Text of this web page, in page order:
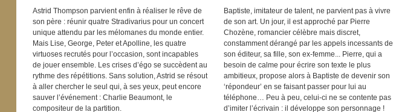
Astrid Thompson parvient enfin à réaliser le rêve de
son père : réunir quatre Stradivarius pour un concert
unique attendu par les mélomanes du monde entier.
Mais Lise, George, Peter et Apolline, les quatre
virtuoses recrutés pour l’occasion, sont incapables
de jouer ensemble. Les crises d’égo se succèdent au
rythme des répétitions. Sans solution, Astrid se résout
à aller chercher le seul qui, à ses yeux, peut encore
sauver l’événement : Charlie Beaumont, le
compositeur de la partition.
Baptiste, imitateur de talent, ne parvient pas à vivre
de son art. Un jour, il est approché par Pierre
Chozène, romancier célèbre mais discret,
constamment dérangé par les appels incessants de
son éditeur, sa fille, son ex-femme... Pierre, qui a
besoin de calme pour écrire son texte le plus
ambitieux, propose alors à Baptiste de devenir son
‘répondeur’ en se faisant passer pour lui au
téléphone… Peu à peu, celui-ci ne se contente pas
d’imiter l’écrivain : il développe son personnage !